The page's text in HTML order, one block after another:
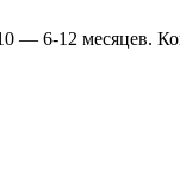
— 6-12 месяцев.